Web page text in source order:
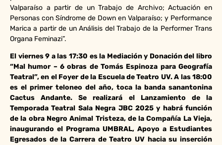
Valparaíso a partir de un Trabajo de Archivo; Actuación en
Personas con Síndrome de Down en Valparaíso; y Performance
Marica a partir de un Análisis del Trabajo de la Performer Trans
Organa Feminazi”.
El viernes 9 a las 17:30 es la Mediación y Donación del libro
“Mal humor – 6 obras de Tomás Espinoza para Geografía
Teatral”, en el Foyer de la Escuela de Teatro UV. A las 18:00
es el primer teloneo del año, toca la banda sanantonina
Cactus Andante. Se realizará el Lanzamiento de la
Temporada Teatral Sala Negra JBC 2025 y habrá función
de la obra Negro Animal Tristeza, de la Compañía La Vieja,
inaugurando el Programa UMBRAL, Apoyo a Estudiantes
Egresados de la Carrera de Teatro UV hacia su inserción